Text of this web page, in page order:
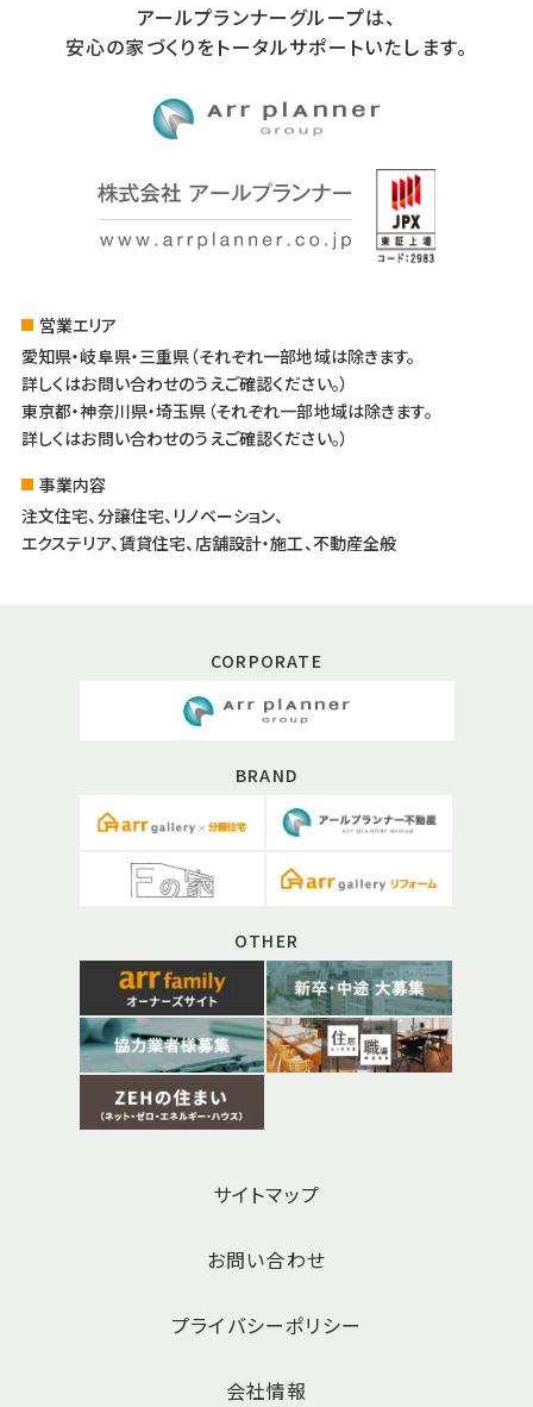
アールプランナーグループは、
安心の家づくりをトータルサポートいたします。
営業エリア
愛知県・岐阜県・三重県（それぞれ一部地域は除きます。
詳しくはお問い合わせのうえご確認ください。）
東京都・神奈川県・埼玉県（それぞれ一部地域は除きます。
詳しくはお問い合わせのうえご確認ください。）
事業内容
注文住宅、分譲住宅、リノベーション、
エクステリア、賃貸住宅、店舗設計・施工、不動産全般
CORPORATE
BRAND
OTHER
サイトマップ
お問い合わせ
プライバシーポリシー
会社情報